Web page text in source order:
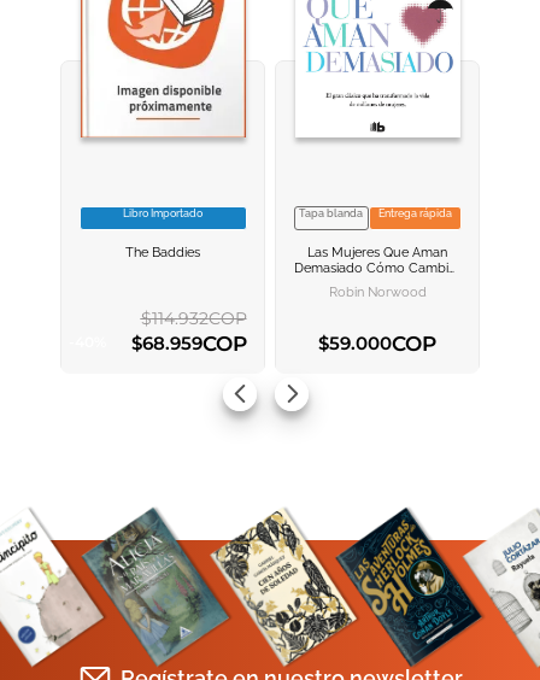
VER INFORMACION
Libro Importado
The Baddies
$114.932COP
$68.959COP
VER INFORMACION
AGREGAR AL
Tapa blanda Entrega rápida
Las Mujeres Que Aman
Demasiado Cómo Cambiar
Nuestra Manera De Amar Y
Así Dejar De Sufrir
Robin Norwood
$59.000COP